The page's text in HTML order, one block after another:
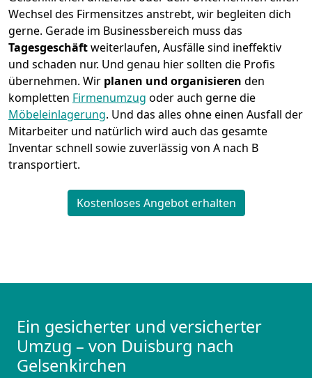
Wechsel des Firmensitzes anstrebt, wir begleiten dich
gerne. Gerade im Businessbereich muss das
Tagesgeschäftweiterlaufen, Ausfälle sind ineffektiv
und schaden nur. Und genau hier sollten die Profis
übernehmen. Wir planen und organisieren den
kompletten Firmenumzug oder auch gerne die
Möbeleinlagerung. Und das alles ohne einen Ausfall der
Mitarbeiter und natürlich wird auch das gesamte
Inventar schnell sowie zuverlässig von A nach B
transportiert.
Kostenloses Angebot erhalten
Ein gesicherter und versicherter
Umzug – von Duisburg nach
Gelsenkirchen